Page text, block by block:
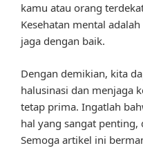
kamu atau orang
Kesehatan mental
jaga dengan baik.
Dengan demikian, kita
halusinasi dan menjaga
tetap prima. Ingatlah
hal yang sangat
Semoga artikel ini